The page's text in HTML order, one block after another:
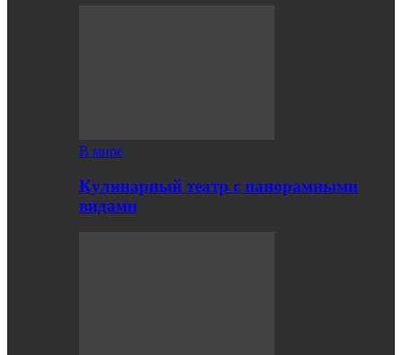
В мире
Кулинарный театр с панорамными
видами